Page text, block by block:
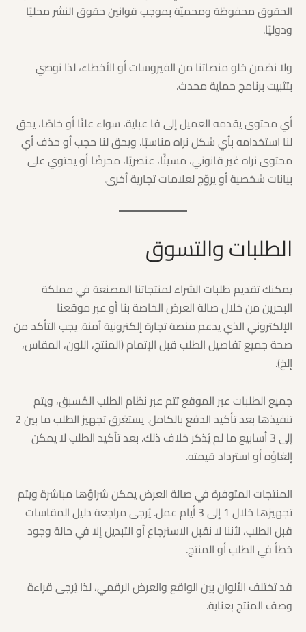
الحقوق محفوظة ومحميّة بموجب قوانين حقوق النشر محليًا
ودوليًا.
ولا نضمن خلو منصاتنا من الفيروسات أو الأخطاء، لذا نوصي
بتثبيت برنامج حماية محدث.
أي محتوى يقدمه العميل إلى فا عباية، سواء علنًا أو خاصًا، يحق
لنا استخدامه بأي شكل نراه مناسبًا. ويحق لنا حجب أو حذف أي
محتوى نراه غير قانوني، مسيئًا، عنصريًا، محرضًا أو يحتوي على
بيانات شخصية أو يروّج لعلامات تجارية أخرى.
الطلبات والتسوق
يمكنك تقديم طلبات الشراء لمنتجاتنا المصنعة في مملكة
البحرين من خلال صالة العرض الخاصة بنا أو عبر موقعنا
الإلكتروني الذي يدعم منصة تجارة إلكترونية آمنة. يجب التأكد من
صحة جميع تفاصيل الطلب قبل الإتمام (المنتج، اللون، المقاس،
إلخ).
جميع الطلبات عبر الموقع تتم عبر نظام الطلب المُسبق، ويتم
تنفيذها بعد تأكيد الدفع بالكامل. يستغرق تجهيز الطلب ما بين 2
إلى 3 أسابيع ما لم يُذكر خلاف ذلك. بعد تأكيد الطلب لا يمكن
إلغاؤه أو استرداد قيمته.
المنتجات المتوفرة في صالة العرض يمكن شراؤها مباشرة ويتم
تجهيزها خلال 1 إلى 3 أيام عمل. يُرجى مراجعة دليل المقاسات
قبل الطلب، لأننا لا نقبل الاسترجاع أو التبديل إلا في حالة وجود
خطأ في الطلب أو المنتج.
قد تختلف الألوان بين الواقع والعرض الرقمي، لذا يُرجى قراءة
وصف المنتج بعناية.